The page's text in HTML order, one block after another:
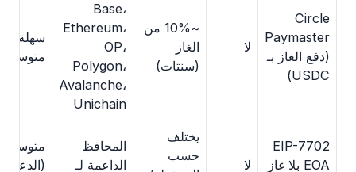
Circle
Paymaster
(دفع الغاز بـ
USDC)
لا
~10% من
الغاز
(سنتات)
Base،
Ethereum،
OP،
Polygon،
Avalanche،
Unichain
سهلة–
متوسطة
EIP-7702
EOA بلا غاز
لا
يختلف
حسب
المحافظ
الداعمة لـ
متوسطة
(الدعم